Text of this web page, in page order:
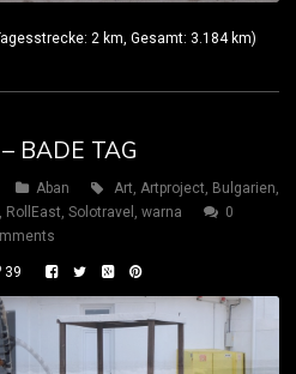
2 km, Gesamt: 3.184 km)
BADE TAG
Aban Art Artproject Bulgarien
RollEast Solotravel warna
0
39